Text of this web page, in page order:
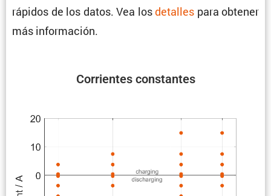
rápidos de los datos. Vea losdetalles para obtener
más información.
Corrientes constantes